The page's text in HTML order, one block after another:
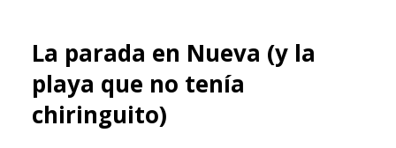
La parada en Nueva (y la
playa que no tenía
chiringuito)